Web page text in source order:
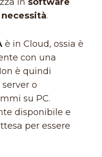
.
è in Cloud, ossia è
con una
è quindi
o
su PC.
disponibile e
per essere